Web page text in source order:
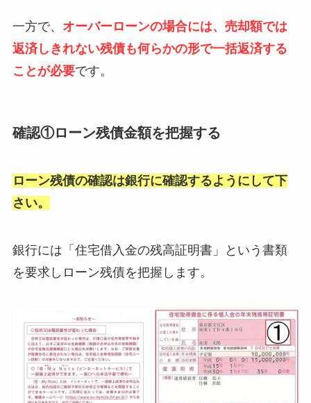
一方で、 オーバーローンの場合には、売却額では
返済しきれない残債も何らかの形で一括返済する
ことが必要です。
確認①ローン残債金額を把握する
ローン残債の確認は銀行に確認するようにして下
さい。
銀行には「住宅借入金の残高証明書」という書類
を要求しローン残債を把握します。